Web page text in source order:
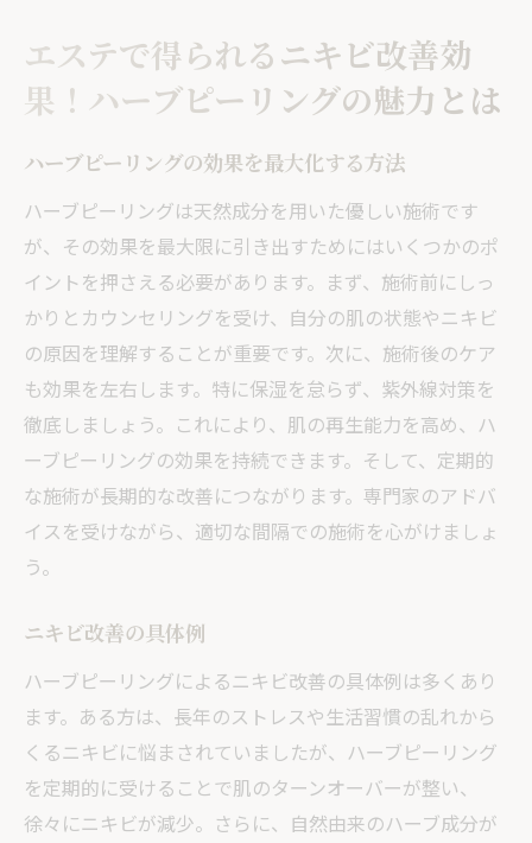
エステで得られるニキビ改善効
果！ハーブピーリングの魅力とは
ハーブピーリングの効果を最大化する方法
ハーブピーリングは天然成分を用いた優しい施術です
が、その効果を最大限に引き出すためにはいくつかのポ
イントを押さえる必要があります。まず、施術前にしっ
かりとカウンセリングを受け、自分の肌の状態やニキビ
の原因を理解することが重要です。次に、施術後のケア
も効果を左右します。特に保湿を怠らず、紫外線対策を
徹底しましょう。これにより、肌の再生能力を高め、ハ
ーブピーリングの効果を持続できます。そして、定期的
な施術が長期的な改善につながります。専門家のアドバ
イスを受けながら、適切な間隔での施術を心がけましょ
う。
ニキビ改善の具体例
ハーブピーリングによるニキビ改善の具体例は多くあり
ます。ある方は、長年のストレスや生活習慣の乱れから
くるニキビに悩まされていましたが、ハーブピーリング
を定期的に受けることで肌のターンオーバーが整い、
徐々にニキビが減少。さらに、自然由来のハーブ成分が